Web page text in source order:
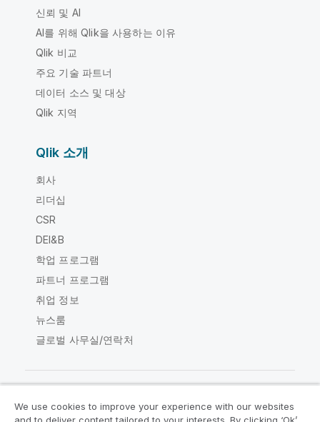
신뢰 및 AI
AI를 위해 Qlik을 사용하는 이유
Qlik 비교
주요 기술 파트너
데이터 소스 및 대상
Qlik 지역
Qlik 소개
회사
리더십
CSR
DEI&B
학업 프로그램
파트너 프로그램
취업 정보
뉴스룸
글로벌 사무실/연락처
Qlik Community
We use cookies to improve your experience with our websites